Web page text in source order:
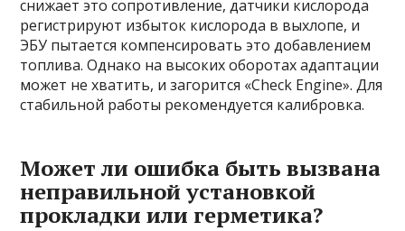
снижает это сопротивление, датчики кислорода
регистрируют избыток кислорода в выхлопе, и
ЭБУ пытается компенсировать это добавлением
топлива. Однако на высоких оборотах адаптации
может не хватить, и загорится «Check Engine». Для
стабильной работы рекомендуется калибровка.
Может ли ошибка быть вызвана
неправильной установкой
прокладки или герметика?